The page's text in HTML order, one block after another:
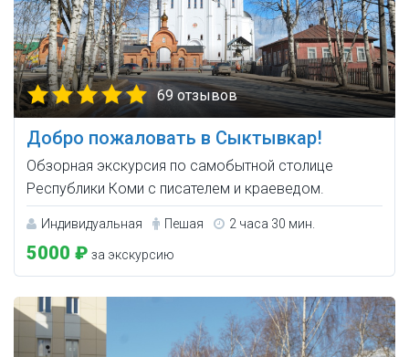
69 отзывов
Добро пожаловать в Сыктывкар!
Обзорная экскурсия по самобытной столице
Республики Коми с писателем и краеведом.
Индивидуальная Пешая 2 часа 30 мин.
5000 ₽ за экскурсию